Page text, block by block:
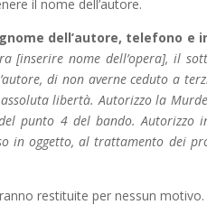
il nome dell’autore.
dell’autore, telefono e
[inserire nome dell’opera], il
di non averne ceduto a
libertà. Autorizzo la
punto 4 del bando. Autorizzo
in oggetto, al trattamento dei
restituite per nessun motivo.